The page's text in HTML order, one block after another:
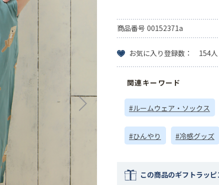
商品番号 00152371a
お気に入り登録数： 154人
関連キーワード
#ルームウェア・ソックス
#ひんやり #冷感グッズ
この商品のギフトラッ